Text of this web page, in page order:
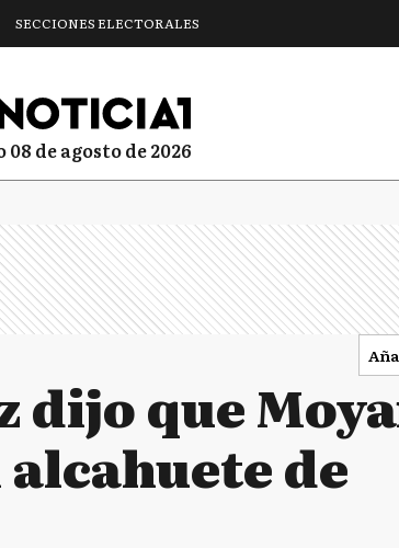
SECCIONES ELECTORALES
08 de agosto de 2026
que
de